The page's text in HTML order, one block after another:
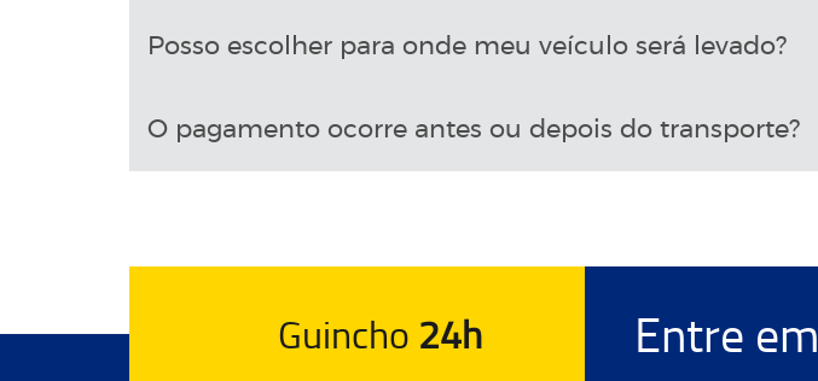
Posso escolher para onde meu veículo será levado?
O pagamento ocorre antes ou depois do transporte?
Guincho 24h Entre em